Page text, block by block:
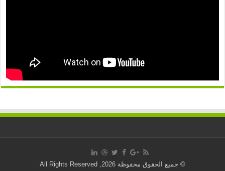
© جميع الحقوق محفوظة 2026, All Rights Reserved